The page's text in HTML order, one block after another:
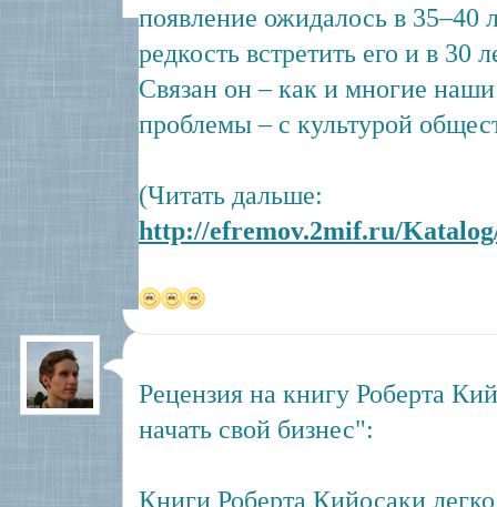
появление ожидалось в 35–40
редкость встретить его и в 30
Связан он – как и многие
проблемы – с культурой
(Читать дальше:
http://efremov.2mif.ru/
Рецензия на книгу Роберта
начать свой бизнес":
Книги Роберта Кийосаки